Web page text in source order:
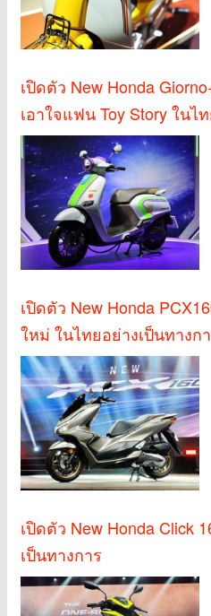
เปิดตัว New Honda
เอาใจแฟน Toy Story ในไ
เปิดตัว New Honda
ใหม่ ในไทยอย่างเป็นทางก
เปิดตัว New Honda Click
เป็นทางการ